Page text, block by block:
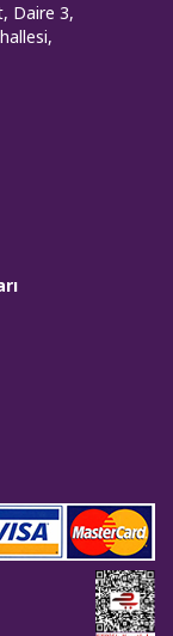
Daire 3,